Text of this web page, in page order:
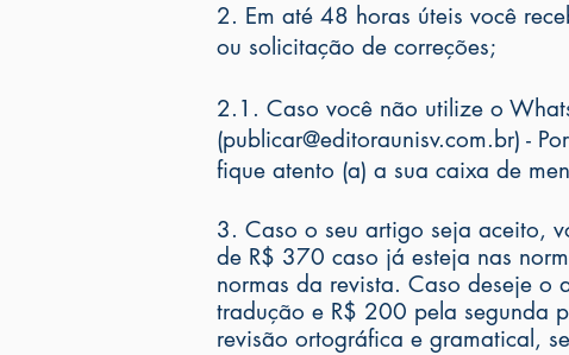
2. Em até 48 horas úteis você
ou solicitação de correções;
2.1. Caso você não utilize o
(publicar@editoraunisv.com.br) -
fique atento (a) a sua caixa de
3. Caso o seu artigo seja aceito,
de R$ 370 caso já esteja nas
normas da revista. Caso deseje
tradução e R$ 200 pela segunda
revisão ortográfica e gramatical,